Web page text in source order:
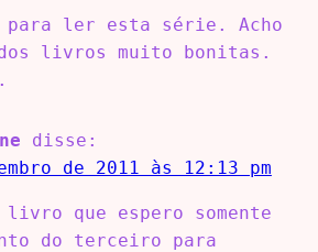
para ler esta série. Acho
livros muito bonitas.
disse:
de 2011 às 12:13 pm
livro que espero somente
do terceiro para